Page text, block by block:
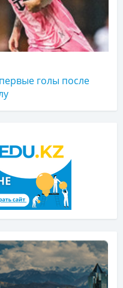
голы после